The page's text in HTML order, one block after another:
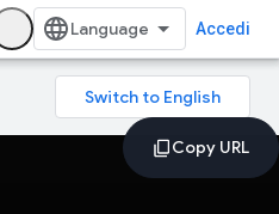
Accedi